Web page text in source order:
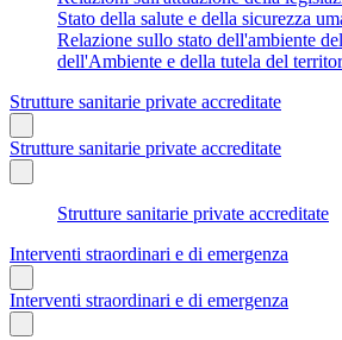
Stato della salute e della sicurezza
Relazione sullo stato dell'ambiente
dell'Ambiente e della tutela del
Strutture sanitarie private accreditate
Strutture sanitarie private accreditate
Strutture sanitarie private accreditate
Interventi straordinari e di emergenza
Interventi straordinari e di emergenza